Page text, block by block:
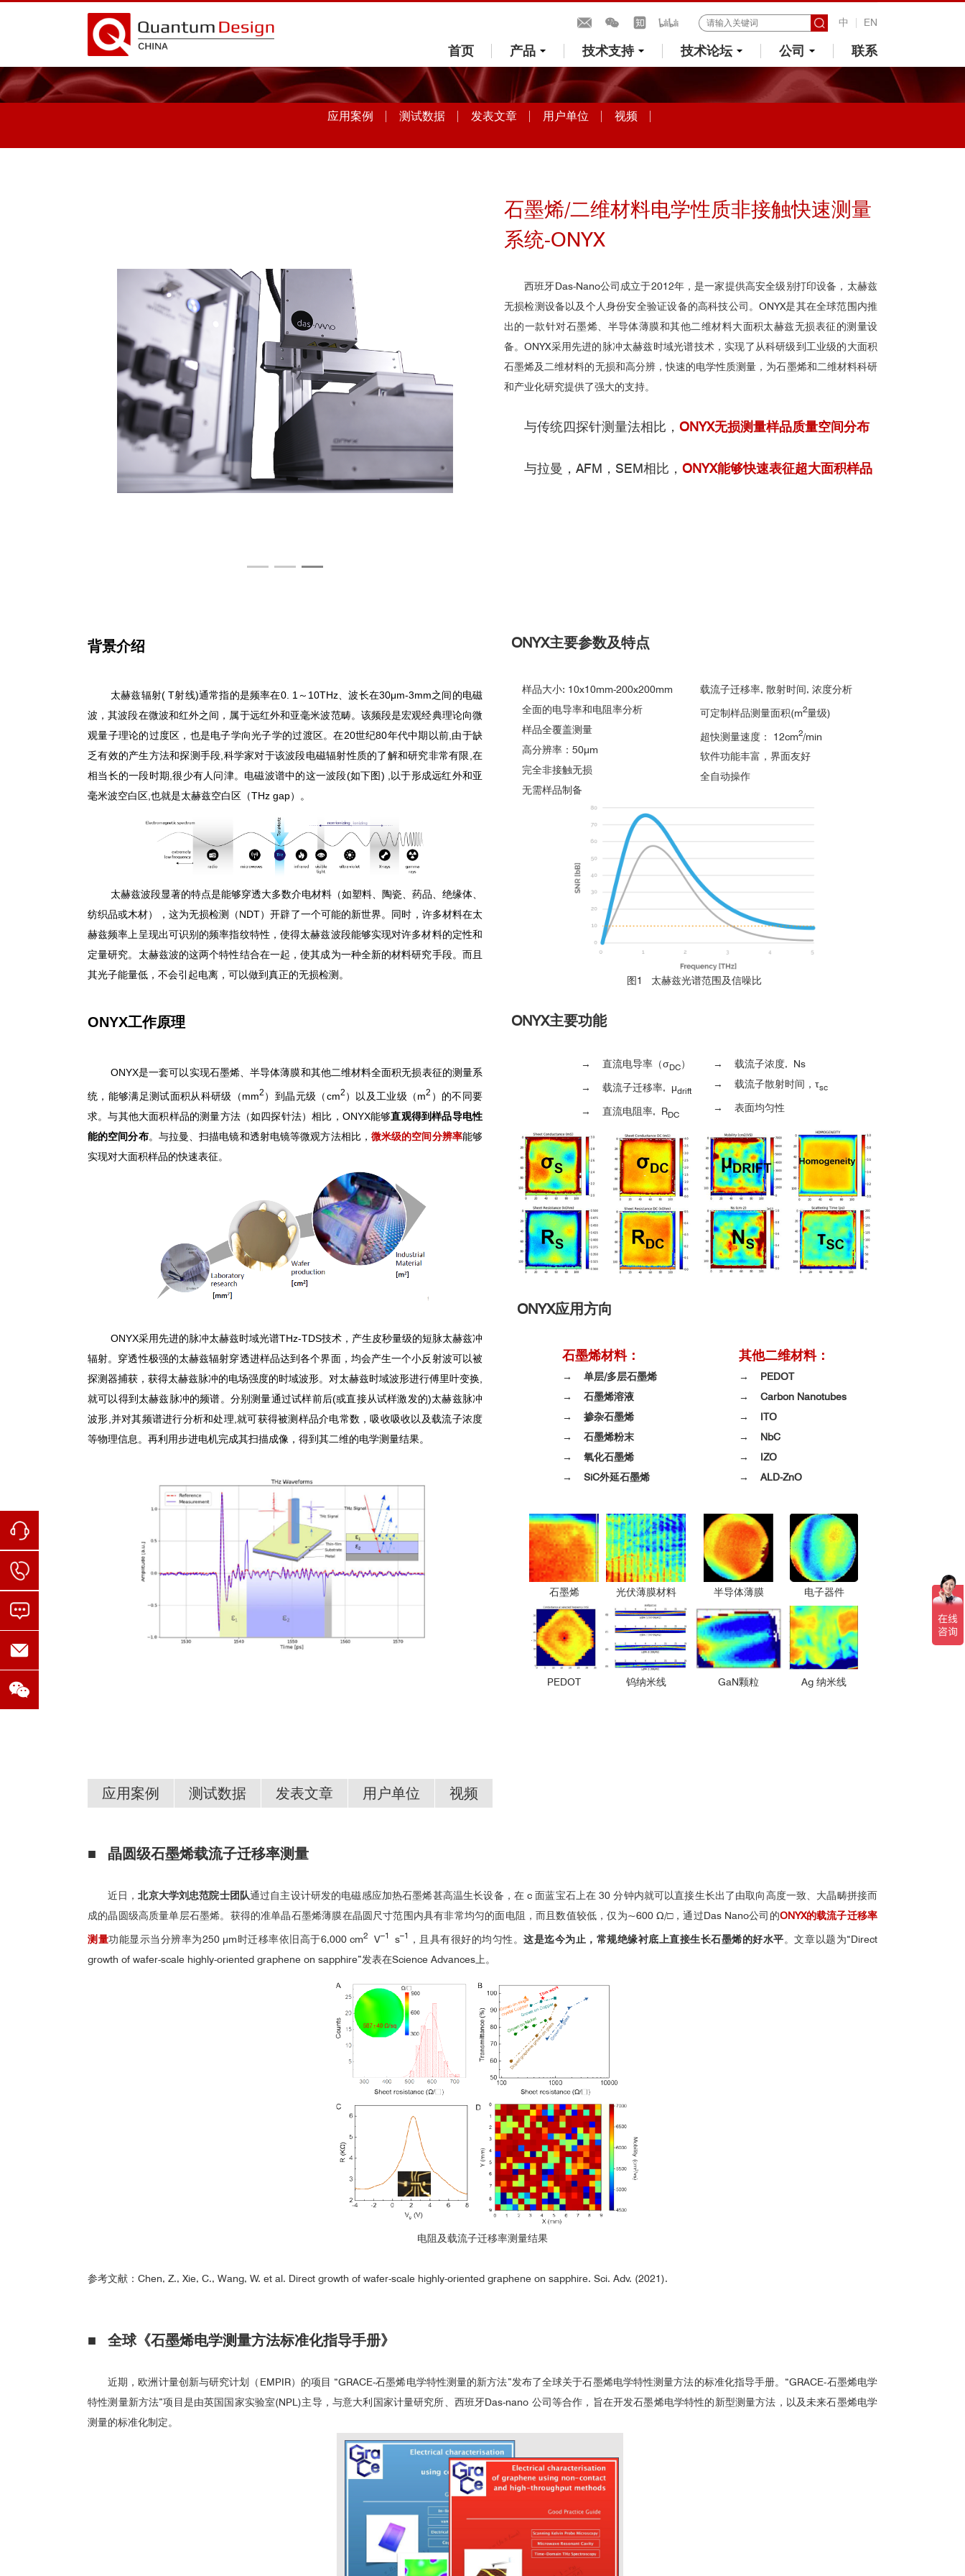
中 EN
首页 产品 技术支持 技术论坛 公司 联系
应用案例 测试数据 发表文章 用户单位 视频
石墨烯/二维材料电学性质非接触快速测量
系统-ONYX
西班牙Das-Nano公司成立于2012年，是一家提供高安全级别打印设备，太赫兹
无损检测设备以及个人身份安全验证设备的高科技公司。ONYX是其在全球范围内推
出的一款针对石墨烯、半导体薄膜和其他二维材料大面积太赫兹无损表征的测量设
备。ONYX采用先进的脉冲太赫兹时域光谱技术，实现了从科研级到工业级的大面积
石墨烯及二维材料的无损和高分辨，快速的电学性质测量，为石墨烯和二维材料科研
和产业化研究提供了强大的支持。
与传统四探针测量法相比， ONYX无损测量样品质量空间分布
与拉曼，AFM，SEM相比， ONYX能够快速表征超大面积样品
背景介绍
太赫兹辐射( T射线)通常指的是频率在0. 1 ～ 10THz 、波长在30μm-3mm之间的电磁
波，其波段在微波和红外之间，属于远红外和亚毫米波范畴。该频段是宏观经典理论向微
观量子理论的过度区，也是电子学向光子学的过渡区。在20世纪80年代中期以前 由于缺
乏有效的产生方法和探测手段 科学家对于该波段电磁辐射性质的了解和研究非常有限 在
相当长的一段时期 很少有人问津。电磁波谱中的这一波段(如下图) ,
以于形成远红外和亚
毫米波空白区 也就是太赫兹空白区（THz gap）。
太赫兹波段显著的特点是能够穿透大多数介电材料（如塑料、陶瓷、药品、绝缘体、
纺织品或木材），这为无损检测（NDT）开辟了一个可能的新世界。同时，许多材料在太
赫兹频率上呈现出可识别的频率指纹特性，使得太赫兹波段能够实现对许多材料的定性和
定量研究。太赫兹波的这两个特性结合在一起，使其成为一种全新的材料研究手段。而且
其光子能量低，不会引起电离，可以做到真正的无损检测。
ONYX工作原理
ONYX是一套可以实现石墨烯、半导体薄膜和其他二维材料全面积无损表征的测量系
统，能够满足测试面积从科研级（mm2 ）到晶元级（cm2 ）以及工业级（m2 ）的不同要
求。与其他大面积样品的测量方法（如四探针法）相比， ONYX能够直观得到样品导电性
能的空间分布。与拉曼、扫描电镜和透射电镜等微观方法相比， 微米级的空间分辨率能够
实现对大面积样品的快速表征。
ONYX采用先进的脉冲太赫兹时域光谱THz-TDS技术，产生皮秒量级的短脉太赫兹冲
辐射。穿透性极强的太赫兹辐射穿透进样品达到各个界面，均会产生一个小反射波可以被
探测器捕获，获得太赫兹脉冲的电场强度的时域波形。对太赫兹时域波形进行傅里叶变换
就可以得到太赫兹脉冲的频谱。分别测量通过试样前后(或直接从试样激发的)太赫兹脉冲
波形 并对其频谱进行分析和处理 就可获得被测样品介电常数，吸收吸收以及载流子浓度
等物理信息。再利用步进电机完成其扫描成像，得到其二维的电学测量结果。
ONYX主要参数及特点
样品大小: 10x10mm-200x200mm
全面的电导率和电阻率分析
样品全覆盖测量
高分辨率：50μm
完全非接触无损
无需样品制备
载流子迁移率, 散射时间, 浓度分析
可定制样品测量面积(m2量级)
超快测量速度： 12cm2/min
软件功能丰富，界面友好
全自动操作
图1 太赫兹光谱范围及信噪比
ONYX主要功能
→ 直流电导率（σDC）
→ 载流子迁移率, μdrift
→ 直流电阻率, RDC
→ 载流子浓度, Ns
→ 载流子散射时间，τsc
→ 表面均匀性
ONYX应用方向
石墨烯材料：
→ 单层/多层石墨烯
→ 石墨烯溶液
→ 掺杂石墨烯
→ 石墨烯粉末
→ 氧化石墨烯
→ SiC外延石墨烯
其他二维材料：
→ PEDOT
→ Carbon Nanotubes
→ ITO
→ NbC
→ IZO
→ ALD-ZnO
石墨烯 光伏薄膜材料 半导体薄膜 电子器件
PEDOT 钨纳米线 GaN颗粒 Ag 纳米线
应用案例 测试数据 发表文章 用户单位 视频
■ 晶圆级石墨烯载流子迁移率测量
近日，北京大学刘忠范院士团队通过自主设计研发的电磁感应加热石墨烯甚高温生长设备，在 c 面蓝宝石上在 30 分钟内就可以直接生长出了由取向高度一致、大晶畴拼接而
成的晶圆级高质量单层石墨烯。获得的准单晶石墨烯薄膜在晶圆尺寸范围内具有非常均匀的面电阻，而且数值较低，仅为~600 Ω/□，通过Das Nano公司的ONYX的载流子迁移率
测量功能显示当分辨率为250 μm时迁移率依旧高于6,000 cm2 V–1 s–1 ，且具有很好的均匀性。这是迄今为止，常规绝缘衬底上直接生长石墨烯的好水平。文章以题为“Direct
growth of wafer-scale highly-oriented graphene on sapphire”发表在Science Advances上。
电阻及载流子迁移率测量结果
参考文献： Chen, Z., Xie, C., Wang, W. et al. Direct growth of wafer-scale highly-oriented graphene on sapphire. Sci. Adv. (2021).
■ 全球《石墨烯电学测量方法标准化指导手册》
近期，欧洲计量创新与研究计划（EMPIR）的项目 “GRACE-石墨烯电学特性测量的新方法”发布了全球关于石墨烯电学特性测量方法的标准化指导手册。“GRACE-石墨烯电学
特性测量新方法”项目是由英国国家实验室(NPL)主导，与意大利国家计量研究所、西班牙Das-nano 公司等合作，旨在开发石墨烯电学特性的新型测量方法，以及未来石墨烯电学
测量的标准化制定。
1. 10x10mm CVD制备的石墨烯在不同分辨率下的
重要客户